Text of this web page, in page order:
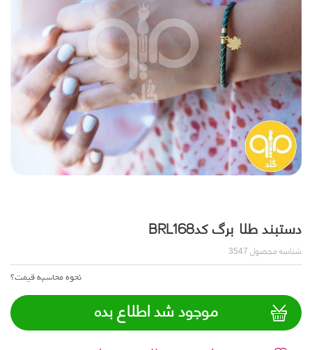
دستبند طلا برگ کدBRL168
شناسه محصول
نحوه محاسبه قیمت؟
موجود شد اطلاع بده